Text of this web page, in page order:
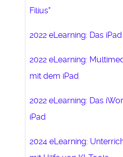
Filius"
2022 eLearning: Das
2022 eLearning:
mit dem iPad
2022 eLearning: Das
iPad
2024 eLearning: